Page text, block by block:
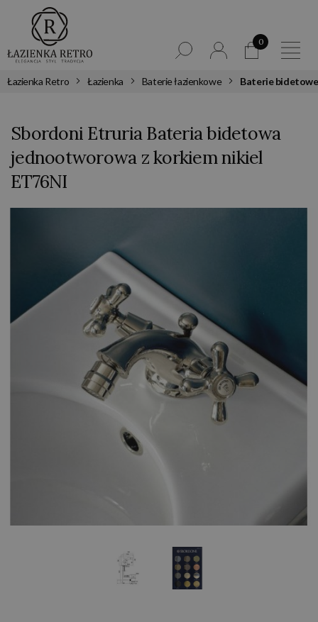
0
Łazienka Retro Łazienka Baterie łazienkowe Baterie bidetowe
Sbordoni Etruria Bateria bidetowa
jednootworowa z korkiem nikiel
ET76NI